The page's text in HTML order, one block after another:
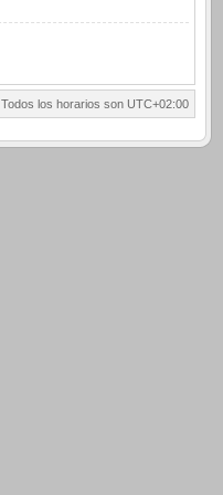
Todos los horarios son UTC+02:00